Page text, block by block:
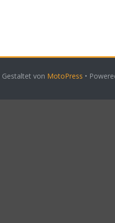
Gestaltet von MotoPress •